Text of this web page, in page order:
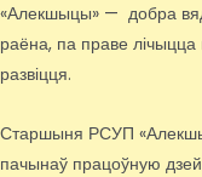
«Алекшыцы» — добра
раёна, па праве лічыцца
развіцця.
Старшыня РСУП
пачынаў працоўную